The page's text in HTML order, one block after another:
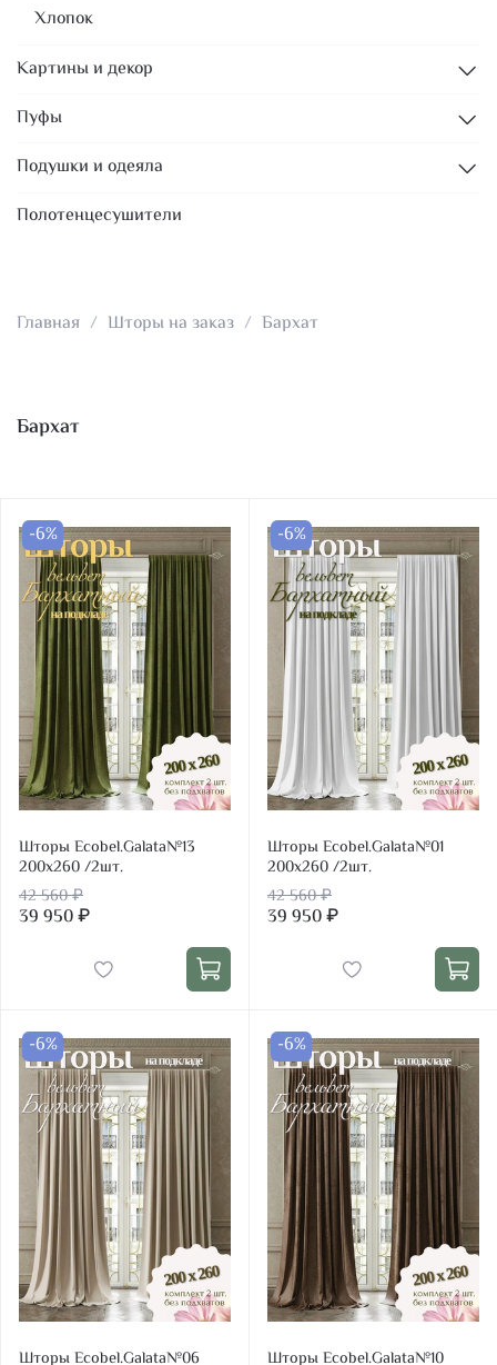
Главная Шторы на заказ Бархат
Бархат
-6%
Шторы Ecobel.Galata№13
200х260 /2шт.
42 560 ₽
39 950 ₽
-6%
Шторы Ecobel.Galata№01
200х260 /2шт.
42 560 ₽
39 950 ₽
-6%
Шторы Ecobel.Galata№06
-6%
Шторы Ecobel.Galata№10
Хлопок
Картины и декор
Пуфы
Подушки и одеяла
Полотенцесушители